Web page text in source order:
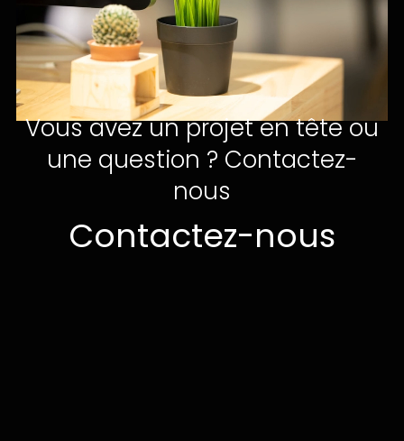
Contactez-nous
Vous avez un projet en tête ou
une question ? Contactez-
nous